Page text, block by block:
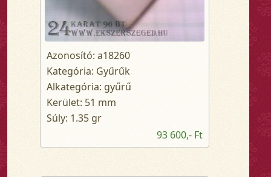
Azonosító: a18260
Kategória: Gyűrűk
Alkategória: gyűrű
Kerület: 51 mm
Súly: 1.35 gr
93 600,- Ft